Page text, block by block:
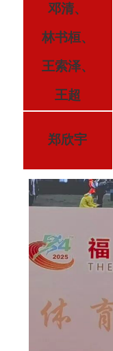
邓清、
林书桓、
王索泽、
王超
郑欣宇